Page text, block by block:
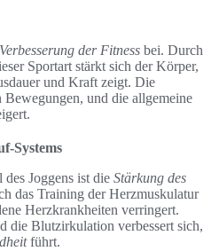
Verbesserung der Fitness bei. Durch
Sportart stärkt sich der Körper,
und Kraft zeigt. Die
und die allgemeine
Systems
Joggens ist die Stärkung des
das Training der Herzmuskulatur
Herzkrankheiten verringert.
die Blutzirkulation verbessert sich,
führt.